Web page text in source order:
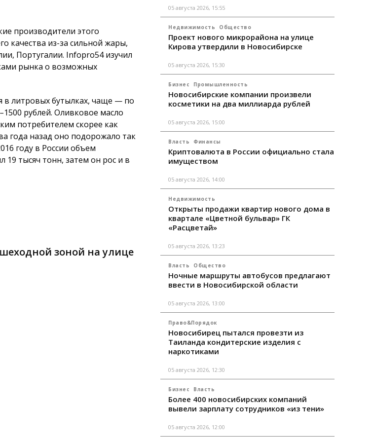
производители этого
качества из-за сильной жары,
Португалии. Infopro54изучил
рынка о возможных
в литровых бутылках, чаще — по
рублей. Оливковое масло
потребителем скорее как
года назад оно подорожало так
году в России объем
19 тысяч тонн, затем он рос и в
зоной на улице
05 августа 2026, 15:55
Недвижимость Общество
Проект нового микрорайона на улице
Кирова утвердили в Новосибирске
05 августа 2026, 15:30
Бизнес Промышленность
Новосибирские компании произвели
косметики на два миллиарда рублей
05 августа 2026, 15:00
Власть Финансы
Криптовалюта в России официально стала
имуществом
05 августа 2026, 14:00
Недвижимость
Открыты продажи квартир нового дома в
квартале «Цветной бульвар» ГК
«Расцветай»
05 августа 2026, 13:23
Власть Общество
Ночные маршруты автобусов предлагают
ввести в Новосибирской области
05 августа 2026, 13:00
Право&Порядок
Новосибирец пытался провезти из
Таиланда кондитерские изделия с
наркотиками
05 августа 2026, 12:30
Бизнес Власть
Более 400 новосибирских компаний
вывели зарплату сотрудников «из тени»
05 августа 2026, 12:00